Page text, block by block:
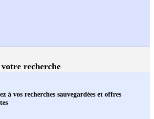
votre recherche
à vos recherches sauvegardées et offres